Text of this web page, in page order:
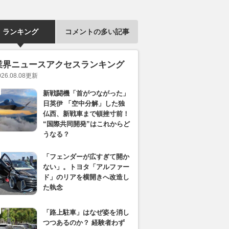
ランキング コメントの多い記事
界ニュースアクセスランキング
更新
新戦闘機「首がつながった」
日英伊 「空中分解」した独
仏西、新戦車まで頓挫寸前！
“国際共同開発”はこれからど
うなる？
「フェンダーが広すぎて開か
ない」。トヨタ「アルファー
ド」のリアを横開きへ改造し
た執念
「路上駐車」はなぜ姿を消し
つつあるのか？ 経験者わず